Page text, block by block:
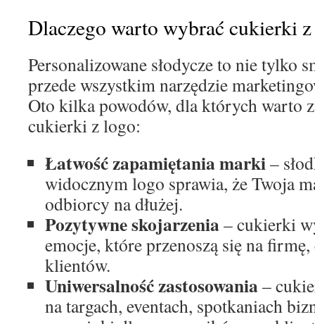
Dlaczego warto wybrać cukierki
Personalizowane słodycze to nie tylko
przede wszystkim narzędzie
Oto kilka powodów, dla których warto
cukierki z logo:
Łatwość zapamiętania marki–
widocznym logo sprawia, że Twoja
odbiorcy na dłużej.
Pozytywne skojarzenia– cukierki
emocje, które przenoszą się na
klientów.
Uniwersalność zastosowania–
na targach, eventach, spotkaniach